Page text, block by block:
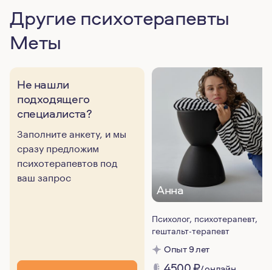
Другие психотерапевты
Меты
Не нашли
подходящего
специалиста?
Заполните анкету, и мы
сразу предложим
психотерапевтов под
ваш запрос
Анна
Психолог, психотерапевт,
гештальт-терапевт
Опыт 9 лет